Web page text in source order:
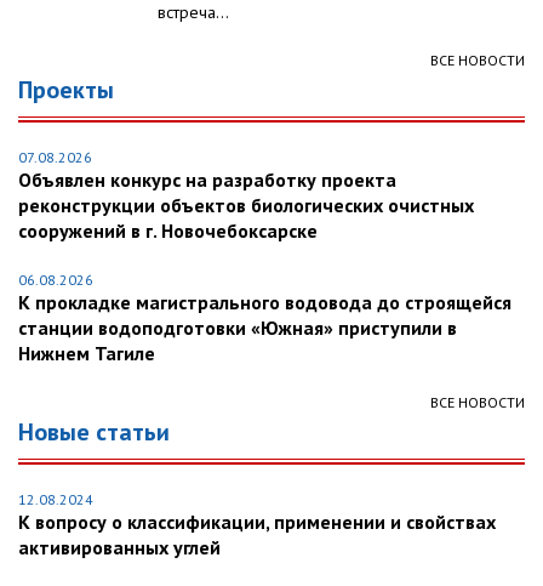
встреча...
ВСЕ НОВОСТИ
Проекты
07.08.2026
Объявлен конкурс на разработку проекта
реконструкции объектов биологических очистных
сооружений в г. Новочебоксарске
06.08.2026
К прокладке магистрального водовода до строящейся
станции водоподготовки «Южная» приступили в
Нижнем Тагиле
ВСЕ НОВОСТИ
Новые статьи
12.08.2024
К вопросу о классификации, применении и свойствах
активированных углей